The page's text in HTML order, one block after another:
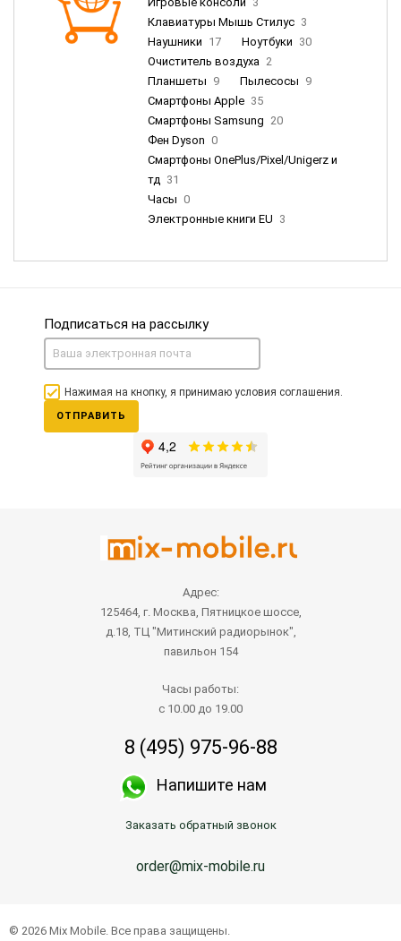
Написать продавцу
Клавиатуры Мышь Стилус 3
Наушники 17 Ноутбуки 30
Очиститель воздуха 2
Планшеты 9 Пылесосы 9
Смартфоны Apple 35
Смартфоны Samsung 20
Фен Dyson 0
Смартфоны OnePlus/Pixel/Unigerz и
тд 31
Часы 0
Электронные книги EU 3
Подписаться на рассылку
Нажимая на кнопку, я принимаю условия соглашения.
ОТПРАВИТЬ
Адрес:
125464, г. Москва, Пятницкое шоссе,
д.18, ТЦ "Митинский радиорынок",
павильон 154
Часы работы:
с 10.00 до 19.00
8 (495) 975-96-88
Напишите нам
Заказать обратный звонок
order@mix-mobile.ru
© 2026 Mix Mobile. Все права защищены.